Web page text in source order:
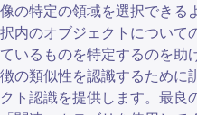
像の特定の領域を選択できる
択内のオブジェクトについて
ているものを特定するのを助
徴の類似性を認識するために
クト認識を提供します。最良